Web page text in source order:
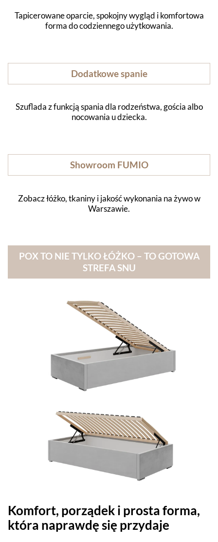
Tapicerowane oparcie, spokojny wygląd i komfortowa
forma do codziennego użytkowania.
Dodatkowe spanie
Szuflada z funkcją spania dla rodzeństwa, gościa albo
nocowania u dziecka.
Showroom FUMIO
Zobacz łóżko, tkaniny i jakość wykonania na żywo w
Warszawie.
POX TO NIE TYLKO ŁÓŻKO – TO GOTOWA
STREFA SNU
Komfort, porządek i prosta forma,
która naprawdę się przydaje